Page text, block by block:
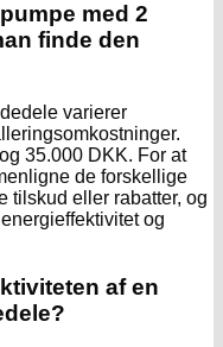
med 2
finde den
varierer
35.000 DKK. For at
de forskellige
tilskud eller rabatter, og
og
af en